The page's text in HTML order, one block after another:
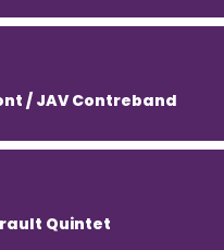
/ JAV Contreband
Quintet